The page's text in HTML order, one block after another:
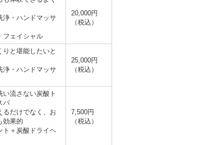
浄・ハンドマッサ
フェイシャル
20,000円
（税込）
と堪能したいと
浄・ハンドマッサ
25,000円
（税込）
流さない炭酸ト
パ
るだけでなく、お
効果的
ト＋炭酸ドライヘ
7,500円
（税込）